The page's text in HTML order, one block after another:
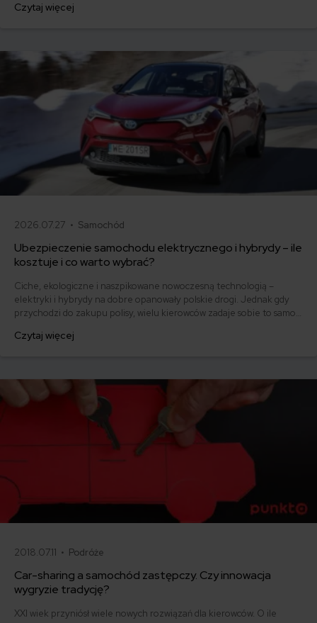
sprawie nowych standardów w sprawie emisji dwutlenku węgla.
Czytaj więcej
2026.07.27 • Samochód
Ubezpieczenie samochodu elektrycznego i hybrydy – ile
kosztuje i co warto wybrać?
Ciche, ekologiczne i naszpikowane nowoczesną technologią –
elektryki i hybrydy na dobre opanowały polskie drogi. Jednak gdy
przychodzi do zakupu polisy, wielu kierowców zadaje sobie to samo
droższe niż tradycyjnego benzyniaka? Sprawdziliśmy, ile kosztuje OC
Czytaj więcej
2018.07.11 • Podróże
Car-sharing a samochód zastępczy. Czy innowacja
wygryzie tradycję?
XXI wiek przyniósł wiele nowych rozwiązań dla kierowców. O ile